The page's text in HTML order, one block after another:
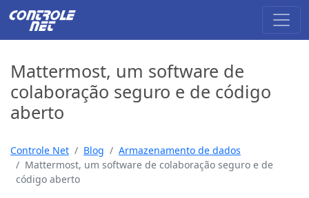
Mattermost, um software de
colaboração seguro e de código
aberto
Controle Net Blog
Armazenamento de dados
Mattermost, um software de colaboração seguro e de
código aberto